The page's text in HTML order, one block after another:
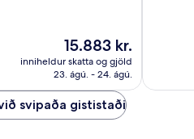
Verðið
er
15.883 kr.
15.883 kr.
inniheldur skatta og gjöld
23. ágú. - 24. ágú.
svipaða gististaði